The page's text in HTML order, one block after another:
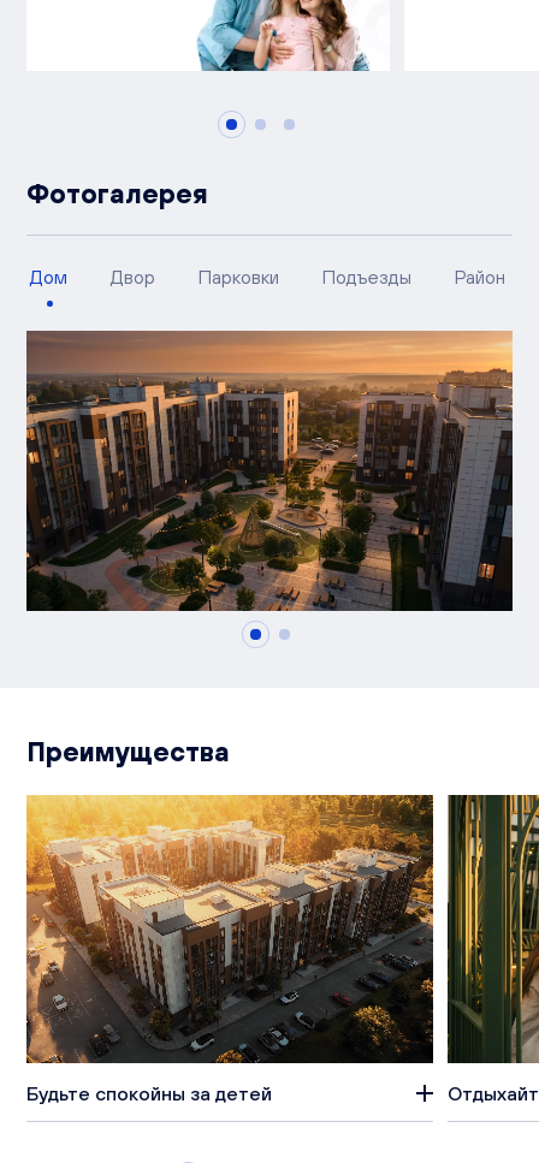
Фотогалерея
Дом Двор Парковки Подъезды Район
Преимущества
Будьте спокойны за детей